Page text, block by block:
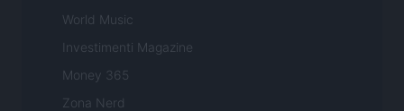
World Music
Investimenti Magazine
Money 365
Zona Nerd